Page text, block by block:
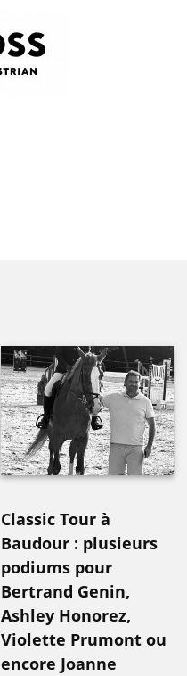
Classic Tour à
Baudour : plusieurs
podiums pour
Bertrand Genin,
Ashley Honorez,
Violette Prumont ou
encore Joanne